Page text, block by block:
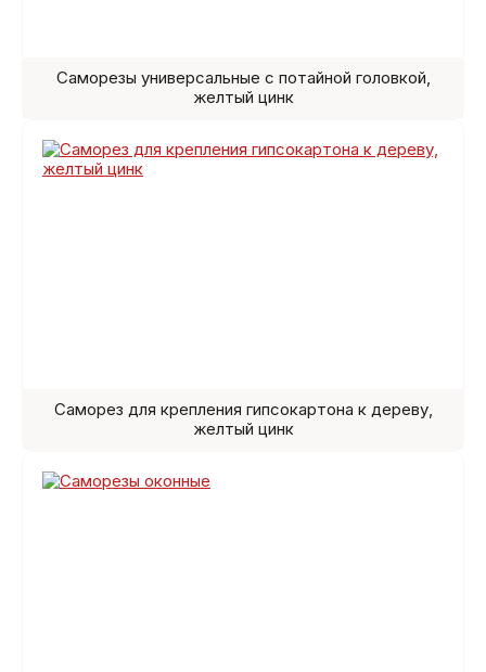
Саморезы универсальные с потайной головкой,
желтый цинк
Саморез для крепления гипсокартона к дереву,
желтый цинк